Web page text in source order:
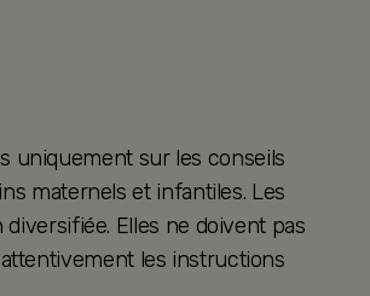
uniquement sur les conseils
maternels et infantiles. Les
Elles ne doivent pas
les instructions